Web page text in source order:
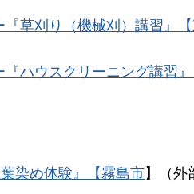
草刈り（機械刈）講習』
ハウスクリーニング講習
染め体験』【霧島市】（外